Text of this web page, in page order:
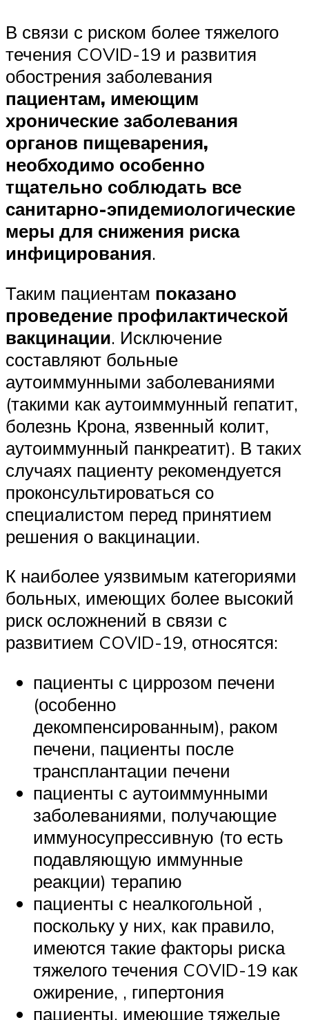
В связи с риском более тяжелого
течения COVID-19 и развития
обострения заболевания
пациентам, имеющим
хронические заболевания
органов пищеварения,
необходимо особенно
тщательно соблюдать все
санитарно-эпидемиологические
меры для снижения риска
инфицирования.
Таким пациентам показано
проведение профилактической
вакцинации. Исключение
составляют больные
аутоиммунными заболеваниями
(такими как аутоиммунный гепатит,
болезнь Крона, язвенный колит,
аутоиммунный панкреатит). В таких
случаях пациенту рекомендуется
проконсультироваться со
специалистом перед принятием
решения о вакцинации.
К наиболее уязвимым категориями
больных, имеющих более высокий
риск осложнений в связи с
развитием COVID-19, относятся:
пациенты с циррозом печени
(особенно
декомпенсированным), раком
печени, пациенты после
трансплантации печени
пациенты с аутоиммунными
заболеваниями, получающие
иммуносупрессивную (то есть
подавляющую иммунные
реакции) терапию
пациенты с неалкогольной ,
поскольку у них, как правило,
имеются такие факторы риска
тяжелого течения COVID-19 как
ожирение, , гипертония
пациенты, имеющие тяжелые